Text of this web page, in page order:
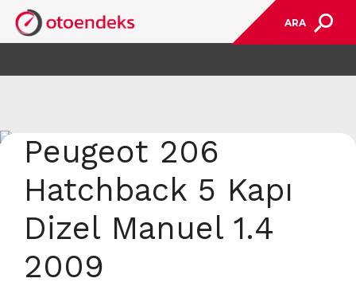
ARA
Peugeot 206
Hatchback 5 Kapı
Dizel Manuel 1.4
2009